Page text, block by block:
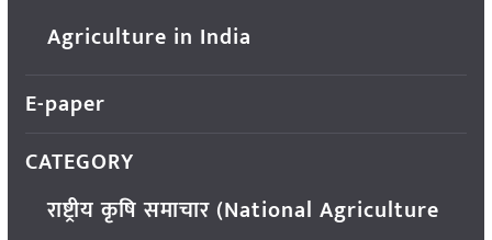
Agriculture in India
E-paper
CATEGORY
राष्ट्रीय कृषि समाचार (National Agriculture